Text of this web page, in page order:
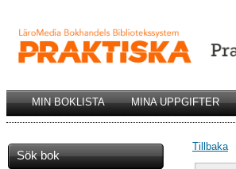
MIN BOKLISTA MINA UPPGIFTER
Sök bok
Tillbaka